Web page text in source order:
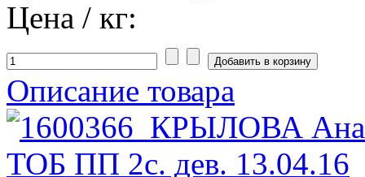
Цена / кг:
Описание товара